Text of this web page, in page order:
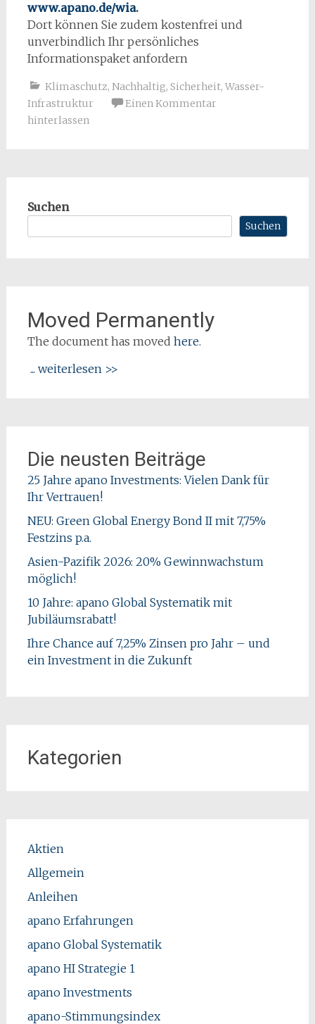
www.apano.de/wia.
Dort können Sie zudem kostenfrei und
unverbindlich Ihr persönliches
Informationspaket anfordern
Klimaschutz, Nachhaltig, Sicherheit, Wasser-
Infrastruktur
Einen Kommentar
hinterlassen
Suchen
Suchen
Moved Permanently
The document has moved here.
... weiterlesen >>
Die neusten Beiträge
25 Jahre apano Investments: Vielen Dank für
Ihr Vertrauen!
NEU: Green Global Energy Bond II mit 7,75%
Festzins p.a.
Asien-Pazifik 2026: 20% Gewinnwachstum
möglich!
10 Jahre: apano Global Systematik mit
Jubiläumsrabatt!
Ihre Chance auf 7,25% Zinsen pro Jahr – und
ein Investment in die Zukunft
Kategorien
Aktien
Allgemein
Anleihen
apano Erfahrungen
apano Global Systematik
apano HI Strategie 1
apano Investments
apano-Stimmungsindex